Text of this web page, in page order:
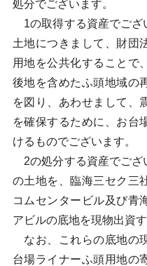
処分でございます。
1の取得する資産でござ
土地につきまして、財団
用地を公共化することで
後地を含めたふ頭地域の
を図り、あわせまして、
を確保するために、お台
けるものでございます。
2の処分する資産でござ
の土地を、臨海三セク三
コムセンタービル及び青
アビルの底地を現物出資
なお、これらの底地の
台場ライナーふ頭用地の